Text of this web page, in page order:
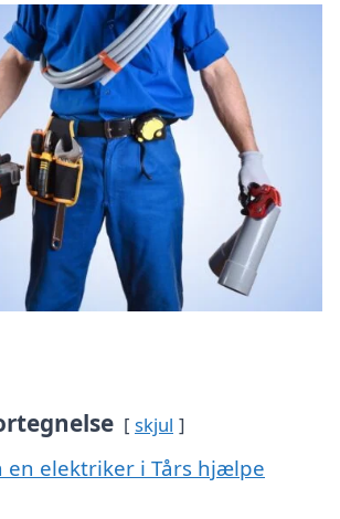
skjul
en elektriker i Tårs hjælpe